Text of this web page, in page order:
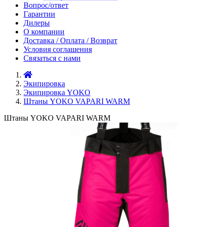
Вопрос/ответ
Гарантии
Дилеры
О компании
Доставка / Оплата / Возврат
Условия соглашения
Связаться с нами
Экипировка
Экипировка YOKO
Штаны YOKO VAPARI WARM
Штаны YOKO VAPARI WARM